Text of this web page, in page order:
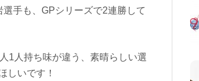
手も、GPシリーズで2連勝して
1人持ち味が違う、素晴らしい選
しいです！